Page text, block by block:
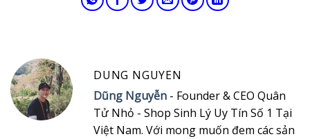
DUNG NGUYEN
Dũng Nguyễn - Founder & CEO Quân
Tử Nhỏ - Shop Sinh Lý Uy Tín Số 1 Tại
Việt Nam. Với mong muốn đem các sản